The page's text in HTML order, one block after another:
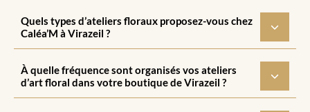
Quels types d’ateliers floraux proposez-vous chez
Caléa’M à Virazeil ?
À quelle fréquence sont organisés vos ateliers
d’art floral dans votre boutique de Virazeil ?